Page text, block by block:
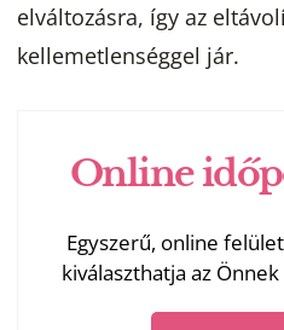
elváltozásra, így az
kellemetlenséggel jár.
Online
Egyszerű, online
kiválaszthatja az